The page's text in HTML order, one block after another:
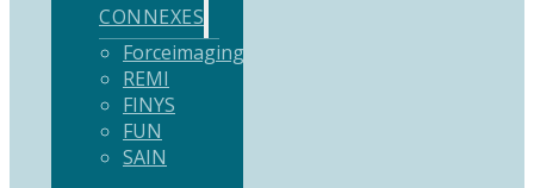
CONNEXES
Forceimaging
REMI
FINYS
FUN
SAIN